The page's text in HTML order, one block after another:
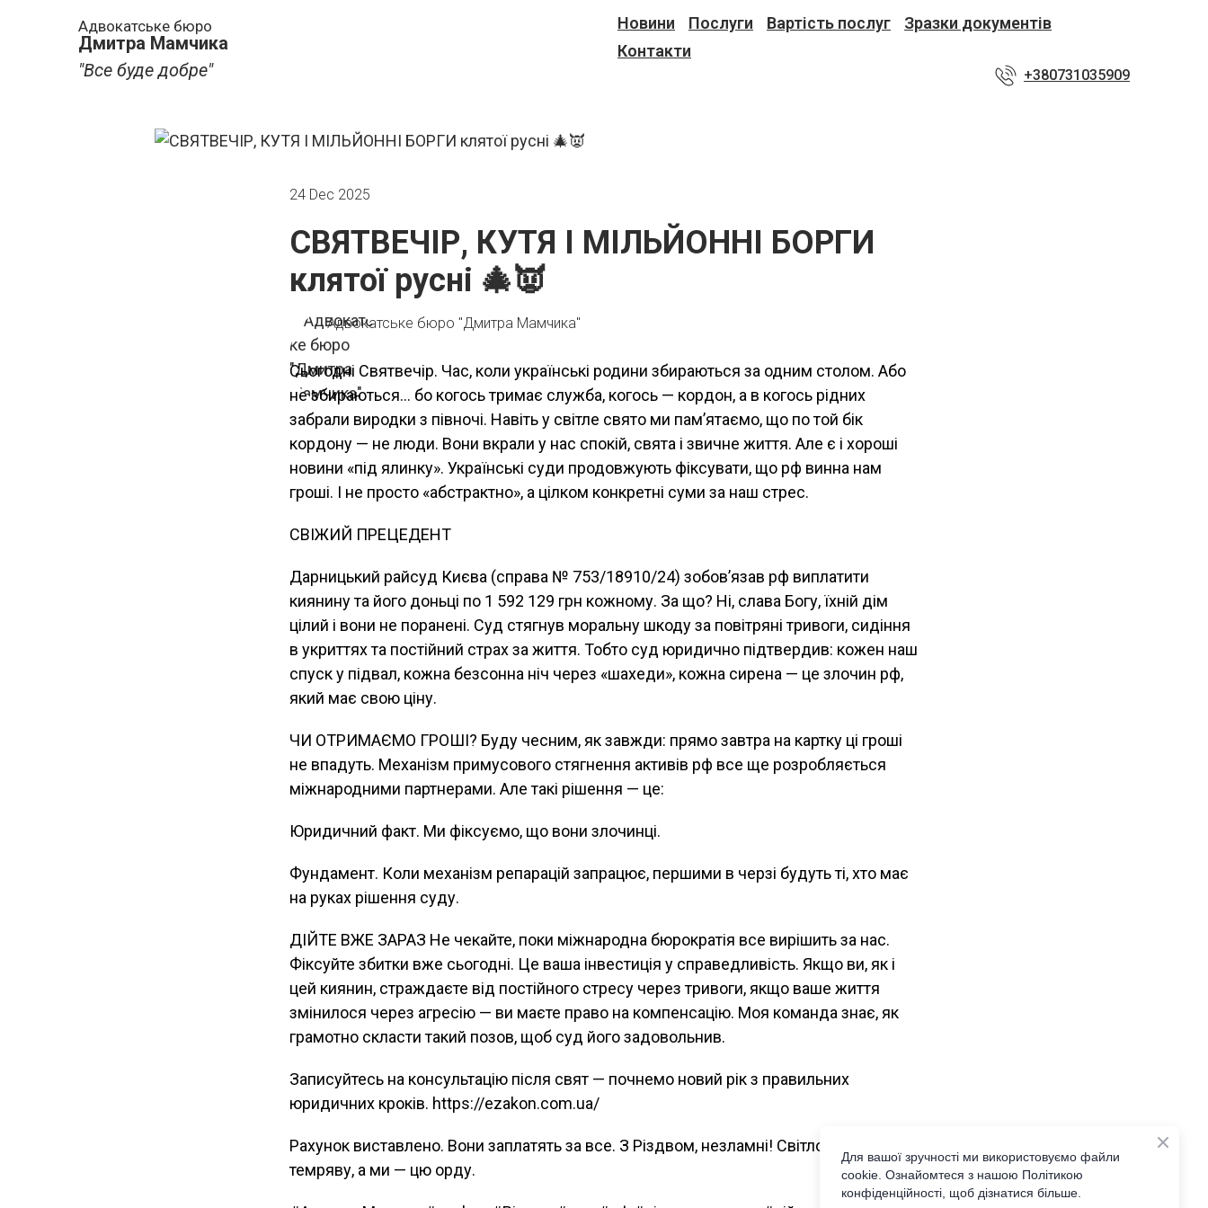
Адвокатське бюро
Дмитра Мамчика
"Все буде добре"
Новини Послуги Вартість послуг
Зразки документів
Контакти
+380731035909
24 Dec 2025
СВЯТВЕЧІР, КУТЯ І МІЛЬЙОННІ БОРГИ
клятої русні 🎄👿
Адвокатське бюро "Дмитра Мамчика"
Сьогодні Святвечір. Час, коли українські родини збираються за одним столом. Або
не збираються… бо когось тримає служба, когось — кордон, а в когось рідних
забрали виродки з півночі. Навіть у світле свято ми пам’ятаємо, що по той бік
кордону — не люди. Вони вкрали у нас спокій, свята і звичне життя. Але є і хороші
новини «під ялинку». Українські суди продовжують фіксувати, що рф винна нам
гроші. І не просто «абстрактно», а цілком конкретні суми за наш стрес.
СВІЖИЙ ПРЕЦЕДЕНТ
Дарницький райсуд Києва (справа № 753/18910/24) зобов’язав рф виплатити
киянину та його доньці по 1 592 129 грн кожному. За що? Ні, слава Богу, їхній дім
цілий і вони не поранені. Суд стягнув моральну шкоду за повітряні тривоги, сидіння
в укриттях та постійний страх за життя. Тобто суд юридично підтвердив: кожен наш
спуск у підвал, кожна безсонна ніч через «шахеди», кожна сирена — це злочин рф,
який має свою ціну.
ЧИ ОТРИМАЄМО ГРОШІ? Буду чесним, як завжди: прямо завтра на картку ці гроші
не впадуть. Механізм примусового стягнення активів рф все ще розробляється
міжнародними партнерами. Але такі рішення — це:
Юридичний факт. Ми фіксуємо, що вони злочинці.
Фундамент. Коли механізм репарацій запрацює, першими в черзі будуть ті, хто має
на руках рішення суду.
ДІЙТЕ ВЖЕ ЗАРАЗ Не чекайте, поки міжнародна бюрократія все вирішить за нас.
Фіксуйте збитки вже сьогодні. Це ваша інвестиція у справедливість. Якщо ви, як і
цей киянин, страждаєте від постійного стресу через тривоги, якщо ваше життя
змінилося через агресію — ви маєте право на компенсацію. Моя команда знає, як
грамотно скласти такий позов, щоб суд його задовольнив.
Записуйтесь на консультацію після свят — почнемо новий рік з правильних
юридичних кроків. https://ezakon.com.ua/
Рахунок виставлено. Вони заплатять за все. З Різдвом, незламні! Світло переможе
темряву, а ми — цю орду.
Для вашої зручності ми використовуємо файли
cookie. Ознайомтеся з нашою Політикою
конфіденційності, щоб дізнатися більше.